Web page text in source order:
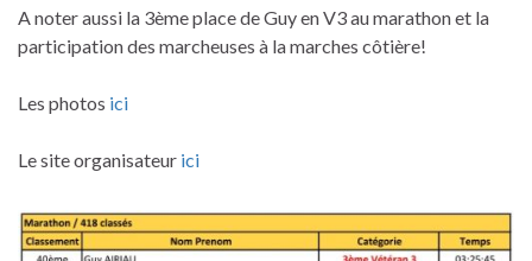
A noter aussi la 3ème place de Guy en V3 au marathon et la
participation des marcheuses à la marches côtière!
Les photos ici
Le site organisateur ici